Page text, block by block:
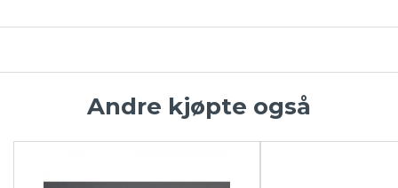
Andre kjøpte også